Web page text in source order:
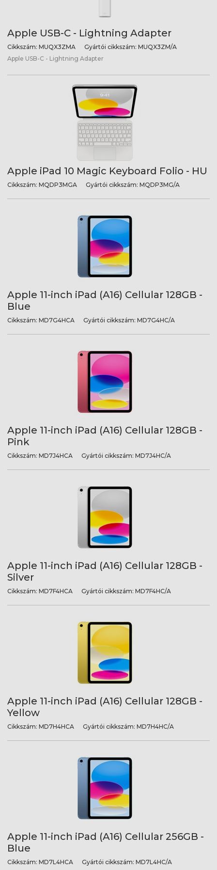
Apple USB-C - Lightning Adapter
Cikkszám: MUQX3ZMA Gyártói cikkszám: MUQX3ZM/A
Apple USB-C - Lightning Adapter
Apple iPad 10 Magic Keyboard Folio - HU
Cikkszám: MQDP3MGA Gyártói cikkszám: MQDP3MG/A
Apple 11-inch iPad (A16) Cellular 128GB -
Blue
Cikkszám: MD7G4HCA Gyártói cikkszám: MD7G4HC/A
Apple 11-inch iPad (A16) Cellular 128GB -
Pink
Cikkszám: MD7J4HCA Gyártói cikkszám: MD7J4HC/A
Apple 11-inch iPad (A16) Cellular 128GB -
Silver
Cikkszám: MD7F4HCA Gyártói cikkszám: MD7F4HC/A
Apple 11-inch iPad (A16) Cellular 128GB -
Yellow
Cikkszám: MD7H4HCA Gyártói cikkszám: MD7H4HC/A
Apple 11-inch iPad (A16) Cellular 256GB -
Blue
Cikkszám: MD7L4HCA Gyártói cikkszám: MD7L4HC/A